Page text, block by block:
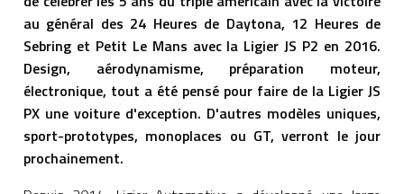
au général des 24 Heures de Daytona, 12 Heures de
Sebring et Petit Le Mans avec la Ligier JS P2 en 2016.
Design, aérodynamisme, préparation moteur,
électronique, tout a été pensé pour faire de la Ligier JS
PX une voiture d'exception. D'autres modèles uniques,
sport-prototypes, monoplaces ou GT, verront le jour
prochainement.